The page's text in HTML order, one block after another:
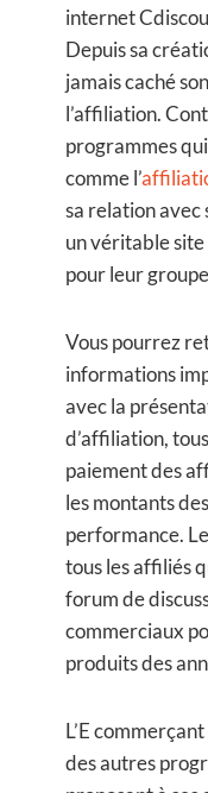
internet
Depuis sa
jamais caché
l’affiliation.
programmes
comme l’
sa relation avec
un véritable
pour leur
Vous pourrez
informations
avec la
d’affiliation,
paiement des
les montants
performance.
tous les affiliés
forum de
commerciaux
produits des
L’E
des autres